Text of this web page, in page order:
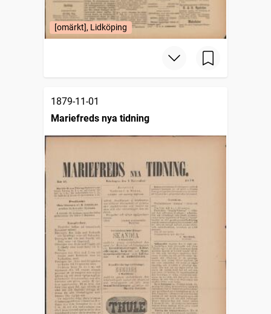
[omärkt], Lidköping
1879-11-01
Mariefreds nya tidning